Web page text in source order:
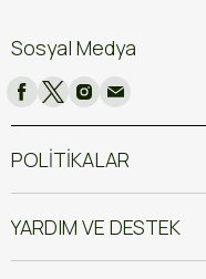
Sosyal Medya
POLİTİKALAR
YARDIM VE DESTEK